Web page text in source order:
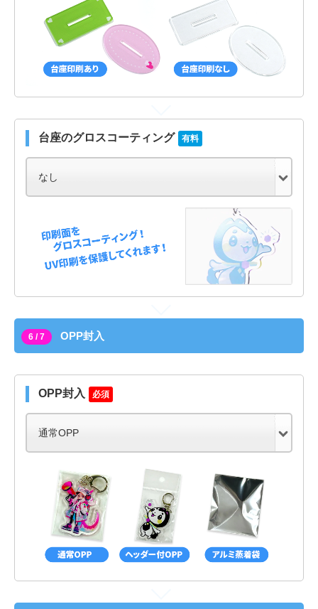
台座のグロスコーティング 有料
6 / 7 OPP封入
OPP封入 必須